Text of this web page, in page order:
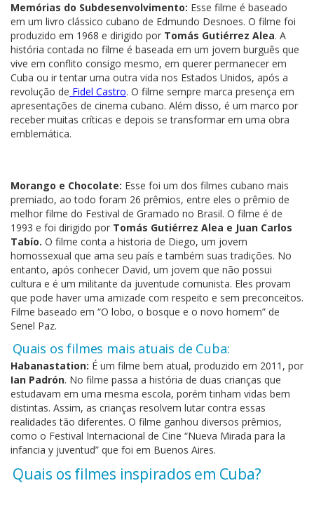
Memórias do Subdesenvolvimento: Esse filme é baseado
em um livro clássico cubano de Edmundo Desnoes. O filme foi
produzido em 1968 e dirigido por Tomás Gutiérrez Alea. A
história contada no filme é baseada em um jovem burguês que
vive em conflito consigo mesmo, em querer permanecer em
Cuba ou ir tentar uma outra vida nos Estados Unidos, após a
revolução de Fidel Castro. O filme sempre marca presença em
apresentações de cinema cubano. Além disso, é um marco por
receber muitas críticas e depois se transformar em uma obra
emblemática.
Morango e Chocolate: Esse foi um dos filmes cubano mais
premiado, ao todo foram 26 prêmios, entre eles o prêmio de
melhor filme do Festival de Gramado no Brasil. O filme é de
1993 e foi dirigido por Tomás Gutiérrez Alea e Juan Carlos
Tabío. O filme conta a historia de Diego, um jovem
homossexual que ama seu país e também suas tradições. No
entanto, após conhecer David, um jovem que não possui
cultura e é um militante da juventude comunista. Eles provam
que pode haver uma amizade com respeito e sem preconceitos.
Filme baseado em “O lobo, o bosque e o novo homem” de
Senel Paz.
Quais os filmes mais atuais de Cuba:
Habanastation: É um filme bem atual, produzido em 2011, por
Ian Padrón. No filme passa a história de duas crianças que
estudavam em uma mesma escola, porém tinham vidas bem
distintas. Assim, as crianças resolvem lutar contra essas
realidades tão diferentes. O filme ganhou diversos prêmios,
como o Festival Internacional de Cine “Nueva Mirada para la
infancia y juventud” que foi em Buenos Aires.
Quais os filmes inspirados em Cuba?